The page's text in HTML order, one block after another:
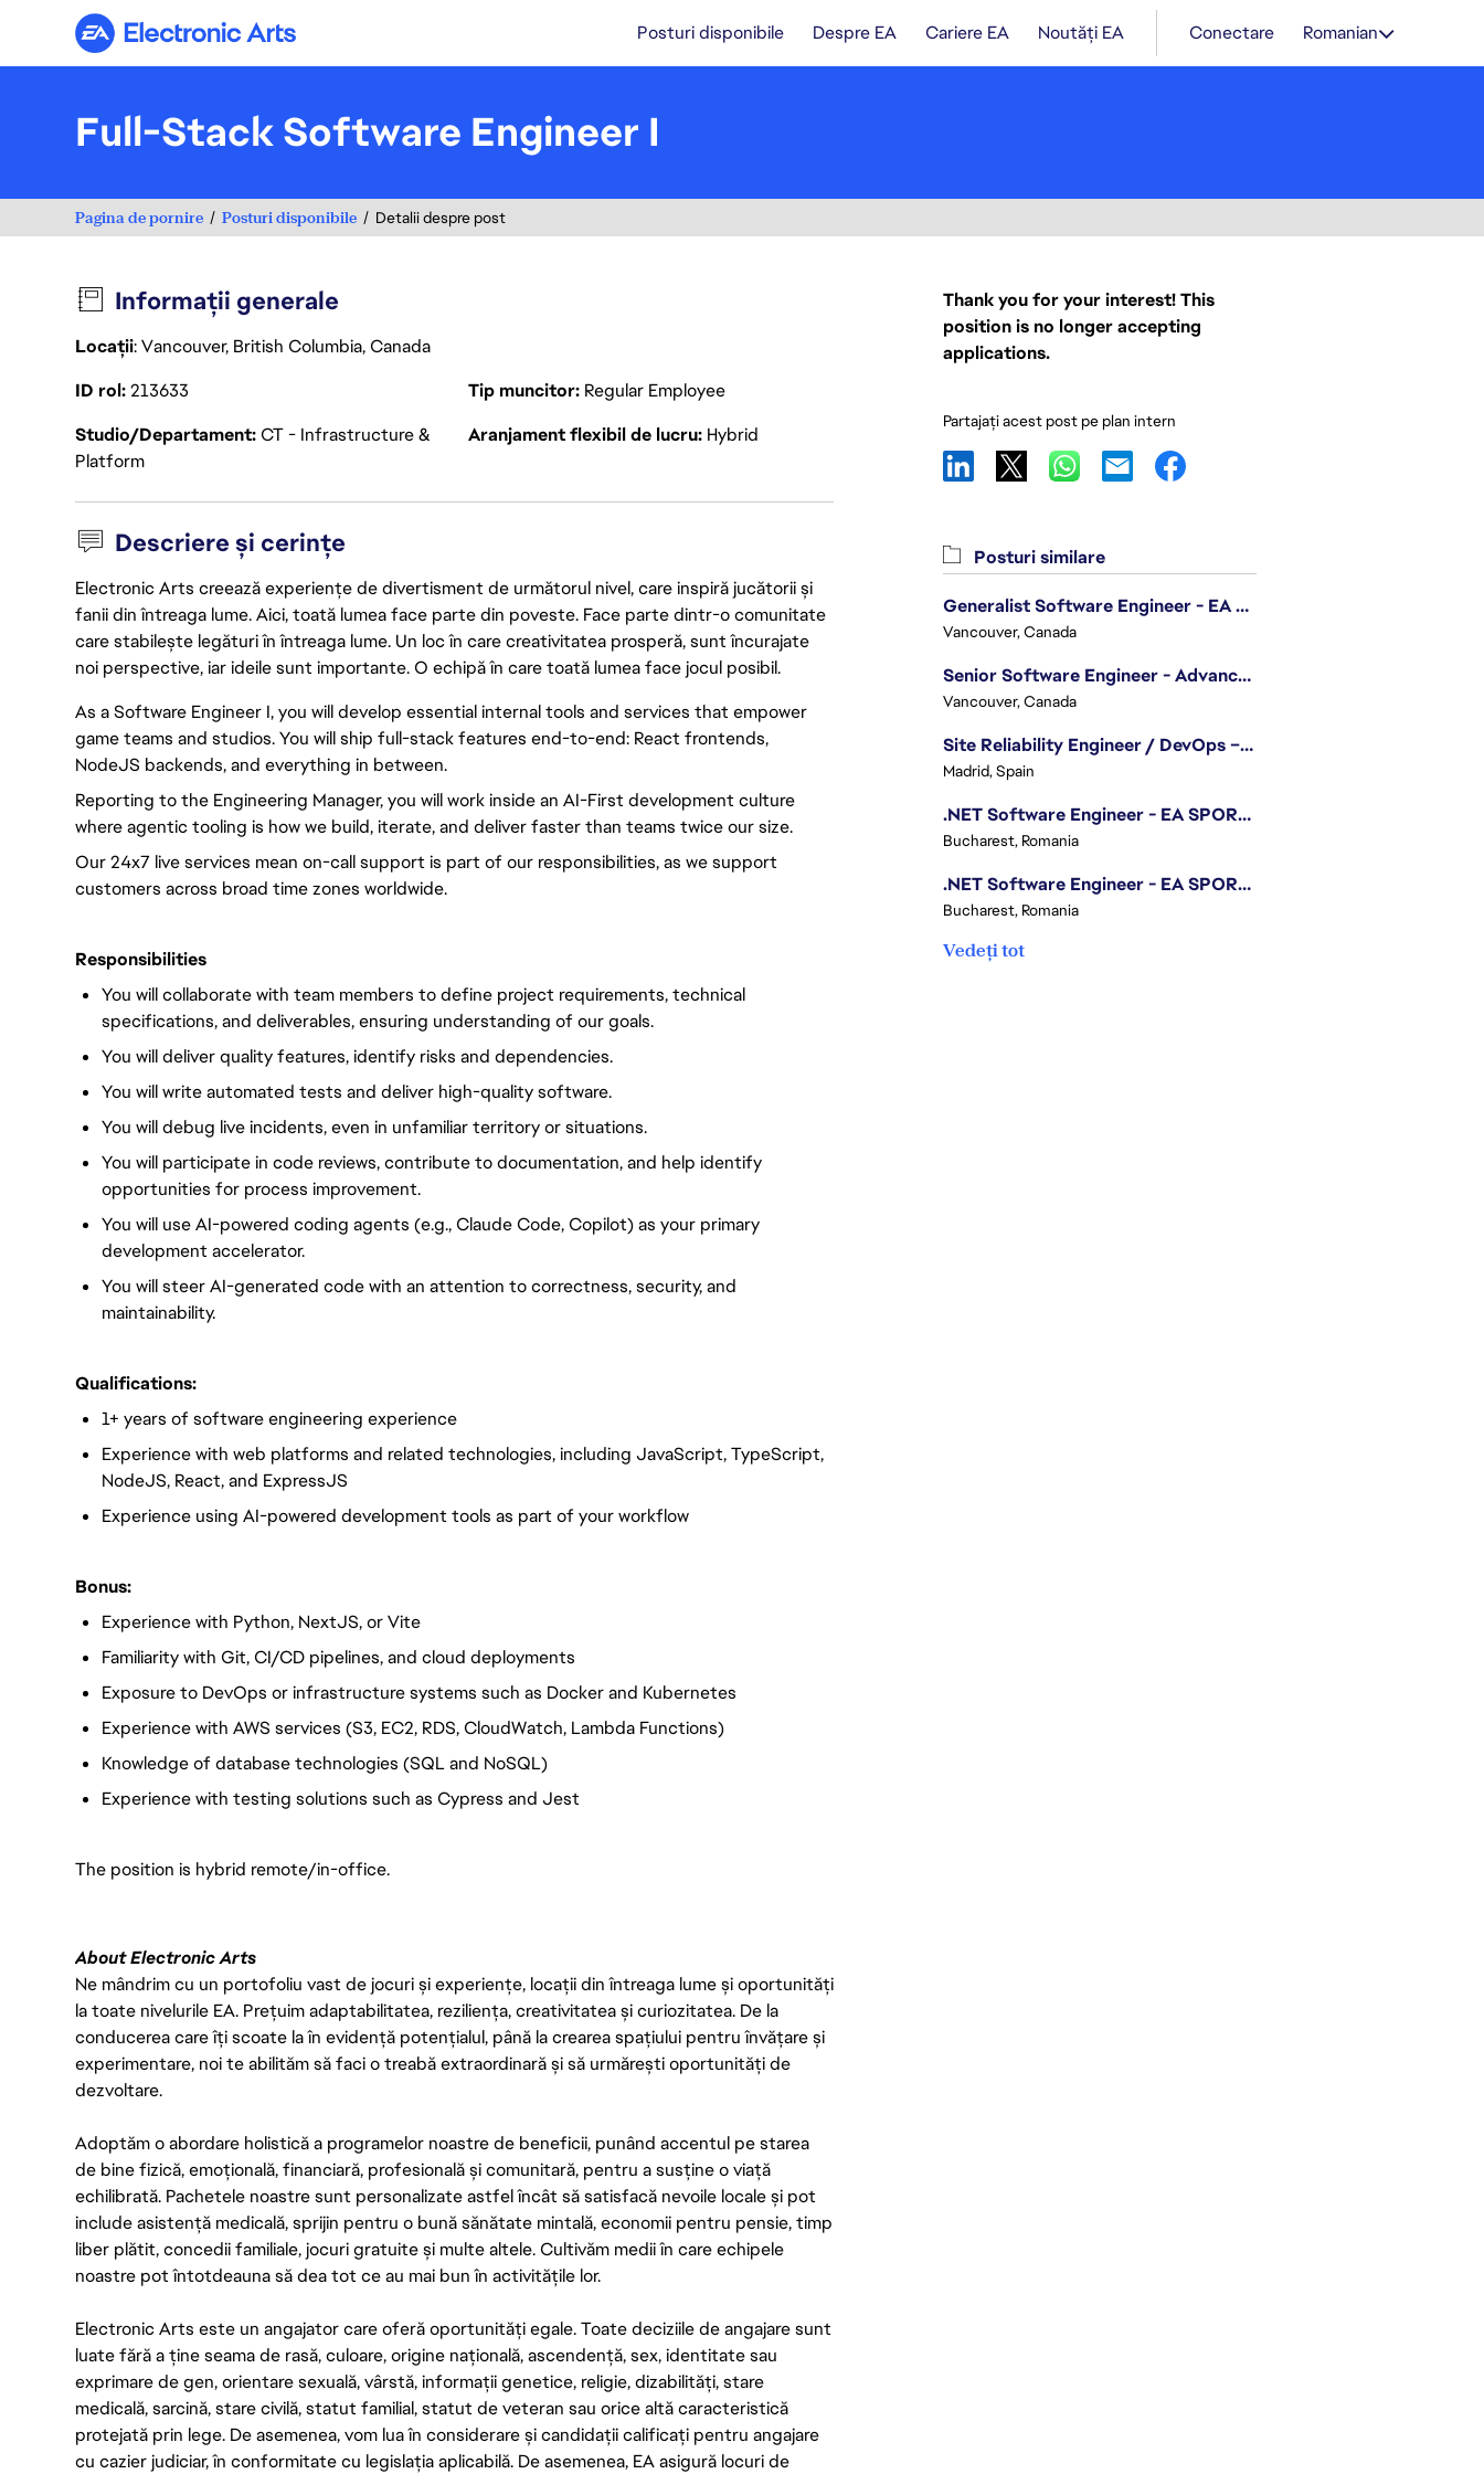
Electronic Arts Posturi disponibile Despre EA Cariere EA Noutăți EA Conectare Romanian
Full-Stack Software Engineer I
Pagina de pornire Posturi disponibile Detalii despre post
Informații generale
Locații: Vancouver, British Columbia, Canada
ID rol213633 Tip muncitor Regular Employee
Studio/DepartamentCT - Infrastructure &
Platform
Aranjament flexibil de lucru Hybrid
Descriere și cerințe
Electronic Arts creează experiențe de divertisment de următorul nivel, care inspiră jucătorii și
fanii din întreaga lume. Aici, toată lumea face parte din poveste. Face parte dintr-o comunitate
care stabilește legături în întreaga lume. Un loc în care creativitatea prosperă, sunt încurajate
noi perspective, iar ideile sunt importante. O echipă în care toată lumea face jocul posibil.
As a Software Engineer I, you will develop essential internal tools and services that empower
game teams and studios. You will ship full-stack features end-to-end: React frontends,
NodeJS backends, and everything in between.
Reporting to the Engineering Manager, you will work inside an AI-First development culture
where agentic tooling is how we build, iterate, and deliver faster than teams twice our size.
Our 24x7 live services mean on-call support is part of our responsibilities, as we support
customers across broad time zones worldwide.
Responsibilities
You will collaborate with team members to define project requirements, technical
specifications, and deliverables, ensuring understanding of our goals.
You will deliver quality features, identify risks and dependencies.
You will write automated tests and deliver high-quality software.
You will debug live incidents, even in unfamiliar territory or situations.
You will participate in code reviews, contribute to documentation, and help identify
opportunities for process improvement.
You will use AI-powered coding agents (e.g., Claude Code, Copilot) as your primary
development accelerator.
You will steer AI-generated code with an attention to correctness, security, and
maintainability.
Qualifications:
1+ years of software engineering experience
Experience with web platforms and related technologies, including JavaScript, TypeScript,
NodeJS, React, and ExpressJS
Experience using AI-powered development tools as part of your workflow
Bonus:
Experience with Python, NextJS, or Vite
Familiarity with Git, CI/CD pipelines, and cloud deployments
Exposure to DevOps or infrastructure systems such as Docker and Kubernetes
Experience with AWS services (S3, EC2, RDS, CloudWatch, Lambda Functions)
Knowledge of database technologies (SQL and NoSQL)
Experience with testing solutions such as Cypress and Jest
The position is hybrid remote/in-office.
About Electronic Arts
Ne mândrim cu un portofoliu vast de jocuri și experiențe, locații din întreaga lume și oportunități
la toate nivelurile EA. Prețuim adaptabilitatea, reziliența, creativitatea și curiozitatea. De la
conducerea care îți scoate la în evidență potențialul, până la crearea spațiului pentru învățare și
experimentare, noi te abilităm să faci o treabă extraordinară și să urmărești oportunități de
dezvoltare.
Adoptăm o abordare holistică a programelor noastre de beneficii, punând accentul pe starea
de bine fizică, emoțională, financiară, profesională și comunitară, pentru a susține o viață
echilibrată. Pachetele noastre sunt personalizate astfel încât să satisfacă nevoile locale și pot
include asistență medicală, sprijin pentru o bună sănătate mintală, economii pentru pensie, timp
liber plătit, concedii familiale, jocuri gratuite și multe altele. Cultivăm medii în care echipele
noastre pot întotdeauna să dea tot ce au mai bun în activitățile lor.
Electronic Arts este un angajator care oferă oportunități egale. Toate deciziile de angajare sunt
luate fără a ține seama de rasă, culoare, origine națională, ascendență, sex, identitate sau
exprimare de gen, orientare sexuală, vârstă, informații genetice, religie, dizabilități, stare
medicală, sarcină, stare civilă, statut familial, statut de veteran sau orice altă caracteristică
protejată prin lege. De asemenea, vom lua în considerare și candidații calificați pentru angajare
cu cazier judiciar, în conformitate cu legislația aplicabilă. De asemenea, EA asigură locuri de
Thank you for your interest! This
position is no longer accepting
applications.
Partajați acest post pe plan intern
Posturi similare
Generalist Software Engineer - EA Sports FC
Vancouver, Canada
Senior Software Engineer - Advanced Technology Group
Vancouver, Canada
Site Reliability Engineer / DevOps – Localization
Madrid, Spain
.NET Software Engineer - EA SPORTS™ FC
Bucharest, Romania
.NET Software Engineer - EA SPORTS™ FC
Bucharest, Romania
Vedeți tot